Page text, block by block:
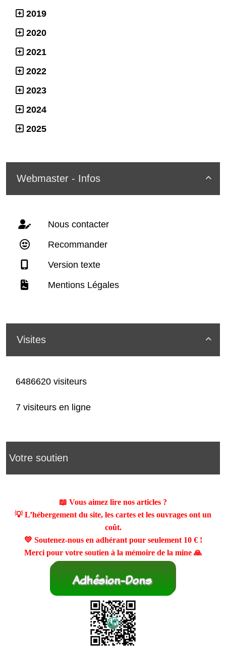
2019
2020
2021
2022
2023
2024
2025

Webmaster - Infos
Nous contacter
Recommander
Version texte
Mentions Légales

Visites
6486620 visiteurs
7 visiteurs en ligne
Votre soutien
📖 Vous aimez lire nos articles ?
💡 L’hébergement du site, les cartes et les ouvrages ont un
coût.
💛 Soutenez-nous en adhérant pour seulement 10 €!
Merci pour votre soutien à la mémoire de la mine 🙏